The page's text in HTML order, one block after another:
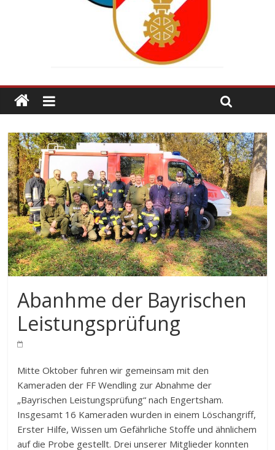
Abanhme der Bayrischen
Leistungsprüfung
Mitte Oktober fuhren wir gemeinsam mit den
Kameraden der FF Wendling zur Abnahme der
„Bayrischen Leistungsprüfung“ nach Engertsham.
Insgesamt 16 Kameraden wurden in einem Löschangriff,
Erster Hilfe, Wissen um Gefährliche Stoffe und ähnlichem
auf die Probe gestellt. Drei unserer Mitglieder konnten